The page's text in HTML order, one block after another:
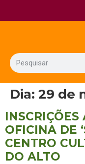
Dia: 29 de
OFICINA DE
CENTRO
DO ALTO